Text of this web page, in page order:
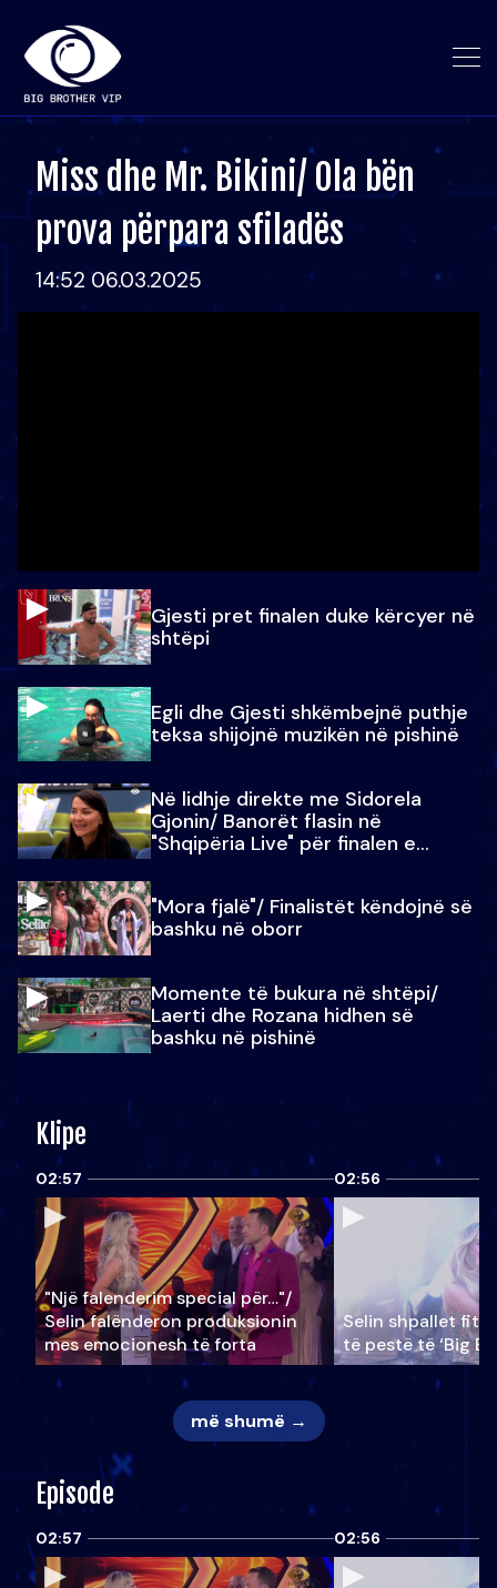
Miss dhe Mr. Bikini/ Ola bën
prova përpara sfiladës
14:52 06.03.2025
Gjesti pret finalen duke kërcyer në
shtëpi
Egli dhe Gjesti shkëmbejnë puthje
teksa shijojnë muzikën në pishinë
Në lidhje direkte me Sidorela
Gjonin/ Banorët flasin në
"Shqipëria Live" për finalen e
"Mora fjalë"/ Finalistët këndojnë së
bashku në oborr
Momente të bukura në shtëpi/
Laerti dhe Rozana hidhen së
bashku në pishinë
Klipe
02:57
"Një falenderim special për…"/
Selin falënderon produksionin
mes emocionesh të forta
02:56
Selin shpallet
të pestë të ‘Big
më shumë →
Episode
02:57 02:56